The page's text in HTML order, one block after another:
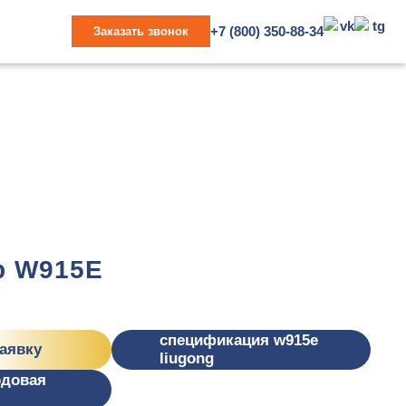
Заказать звонок +7 (800) 350-88-34
W915Е
спецификация w915е
liugong